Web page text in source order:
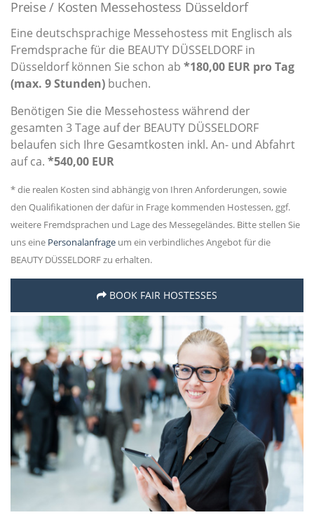
Preise / Kosten Messehostess Düsseldorf
Eine deutschsprachige Messehostess mit Englisch als
Fremdsprache für die BEAUTY DÜSSELDORF in
Düsseldorf können Sie schon ab *180,00 EUR pro Tag
(max. 9 Stunden) buchen.
Benötigen Sie die Messehostess während der
gesamten 3 Tage auf der BEAUTY DÜSSELDORF
belaufen sich Ihre Gesamtkosten inkl. An- und Abfahrt
auf ca. *540,00 EUR
* die realen Kosten sind abhängig von Ihren Anforderungen, sowie
den Qualifikationen der dafür in Frage kommenden Hostessen, ggf.
weitere Fremdsprachen und Lage des Messegeländes. Bitte stellen Sie
uns eine Personalanfrage um ein verbindliches Angebot für die
BEAUTY DÜSSELDORF zu erhalten.
BOOK FAIR HOSTESSES